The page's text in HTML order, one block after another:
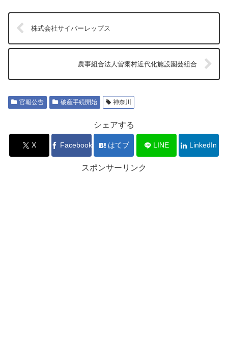
株式会社サイバーレップス
農事組合法人曽爾村近代化施設園芸組合
官報公告 破産手続開始 神奈川
シェアする
X Facebook はてブ LINE LinkedIn
スポンサーリンク